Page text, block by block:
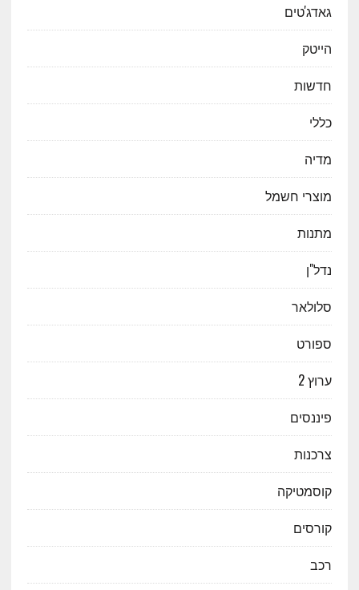
גאדג'טים
הייטק
חדשות
כללי
מדיה
מוצרי חשמל
מתנות
נדל"ן
סלולאר
ספורט
ערוץ 2
פיננסים
צרכנות
קוסמטיקה
קורסים
רכב